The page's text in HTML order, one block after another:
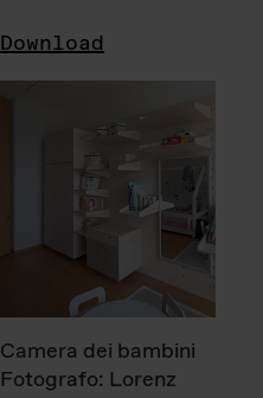
Download
Camera dei bambini
Fotografo: Lorenz